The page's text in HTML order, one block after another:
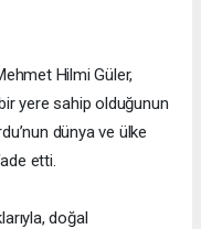
Hilmi Güler,
yere sahip olduğunun
dünya ve ülke
etti.
doğal